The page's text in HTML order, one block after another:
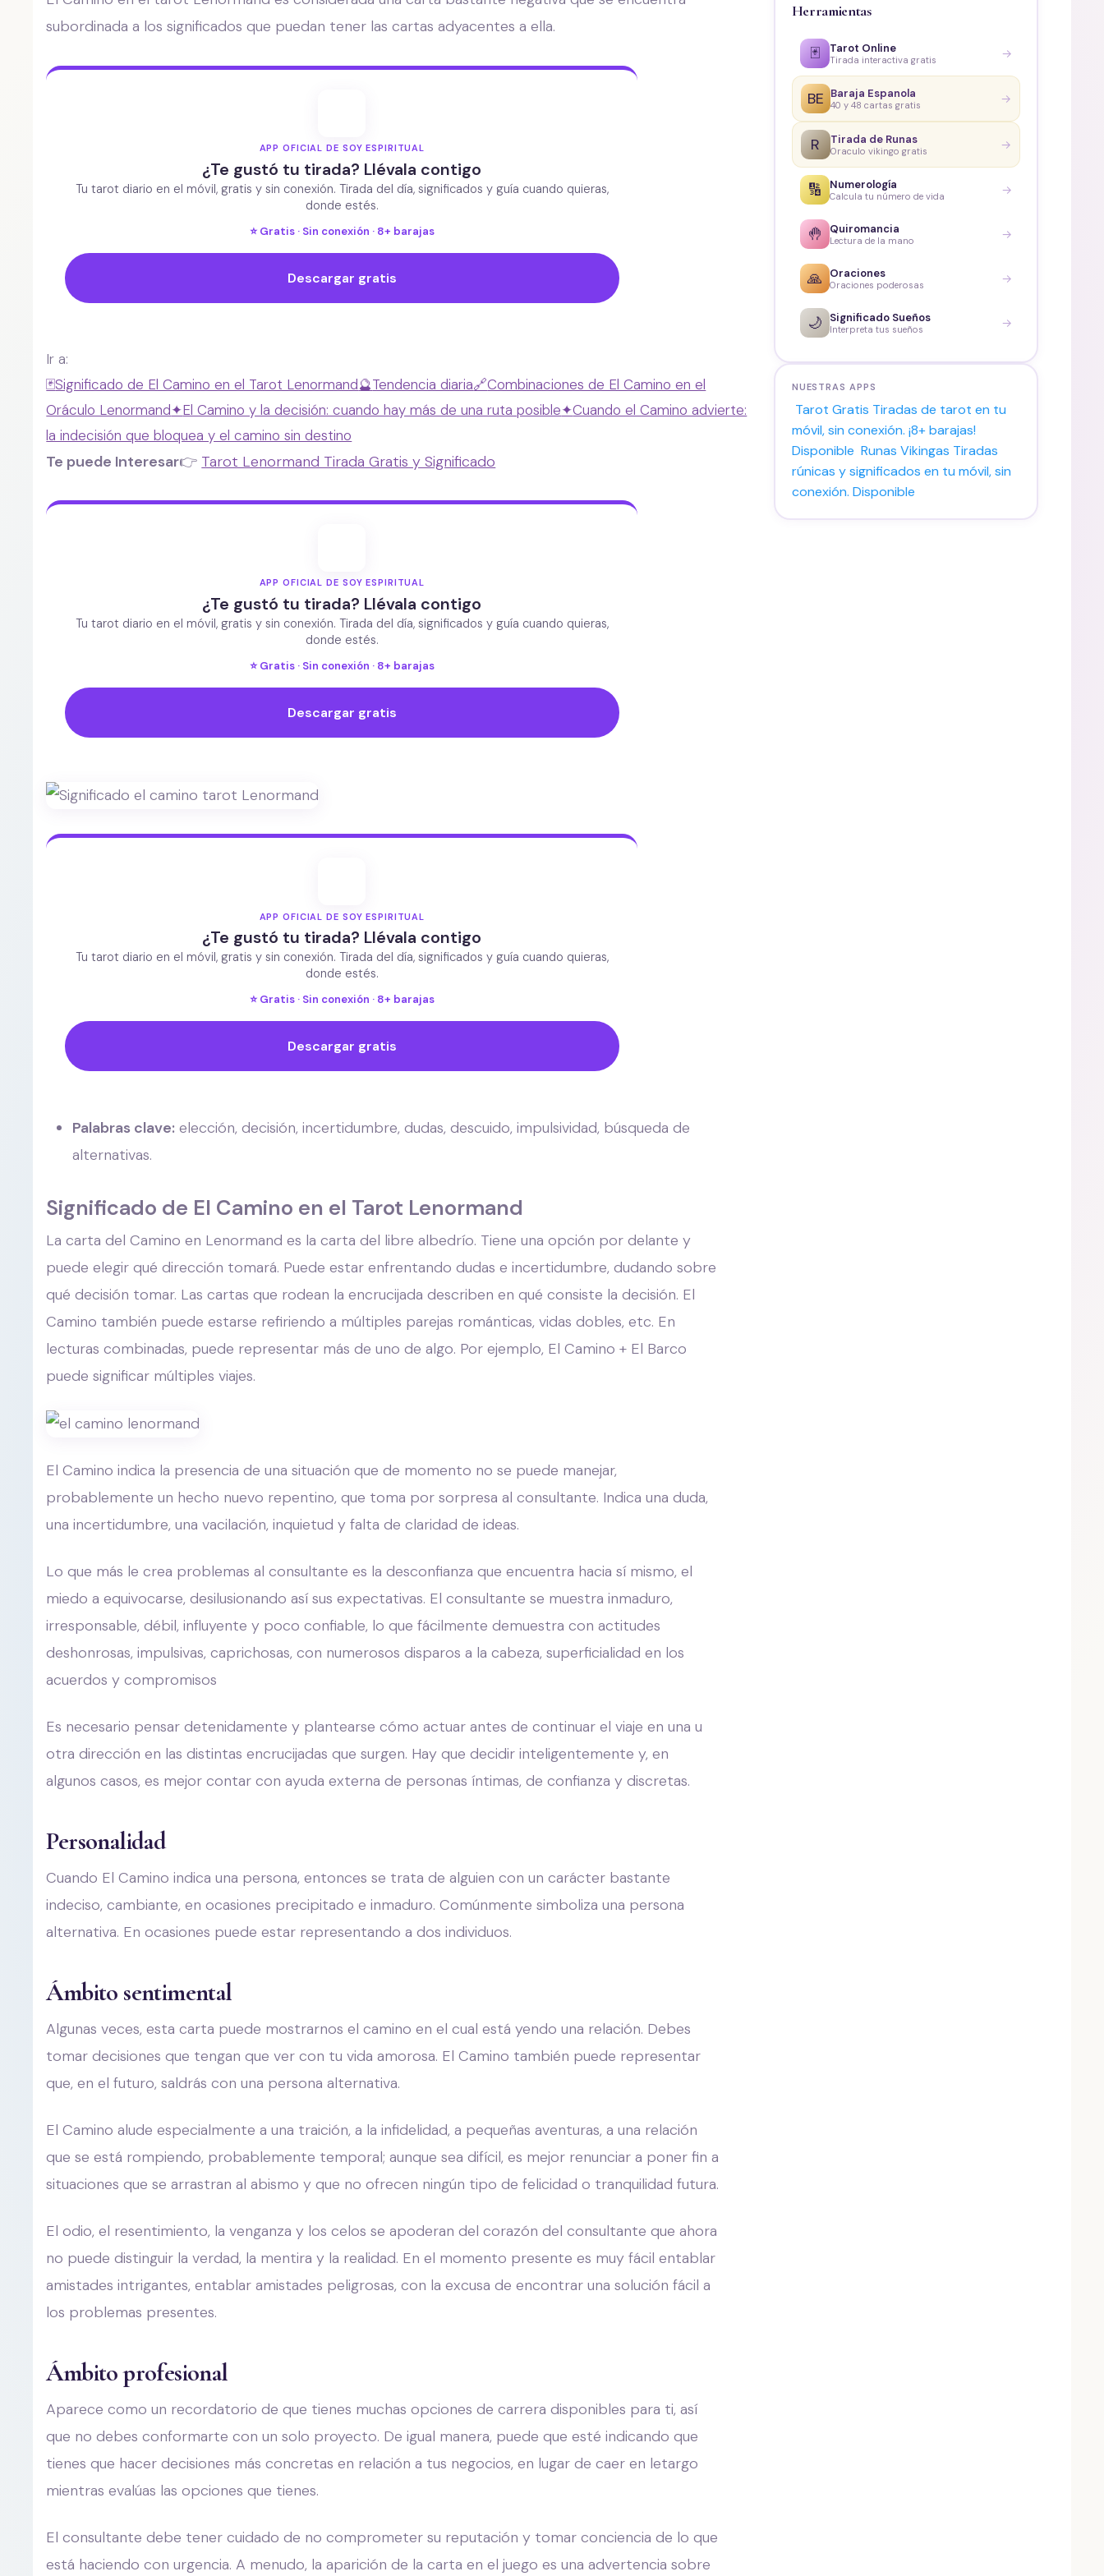
subordinada a los significados que puedan tener las cartas adyacentes a ella.
APP OFICIAL DE SOY ESPIRITUAL
¿Te gustó tu tirada? Llévala contigo
Tu tarot diario en el móvil, gratis y sin conexión. Tirada del día, significados y guía cuando quieras,
donde estés.
⭐ Gratis · Sin conexión · 8+ barajas
Descargar gratis
Ir a:
🃏Significado de El Camino en el Tarot Lenormand🔮Tendencia diaria🔗Combinaciones de El Camino en el
Oráculo Lenormand✦El Camino y la decisión: cuando hay más de una ruta posible✦Cuando el Camino advierte:
la indecisión que bloquea y el camino sin destino
Te puede Interesar👉 Tarot Lenormand Tirada Gratis y Significado
APP OFICIAL DE SOY ESPIRITUAL
¿Te gustó tu tirada? Llévala contigo
Tu tarot diario en el móvil, gratis y sin conexión. Tirada del día, significados y guía cuando quieras,
donde estés.
⭐ Gratis · Sin conexión · 8+ barajas
Descargar gratis
APP OFICIAL DE SOY ESPIRITUAL
¿Te gustó tu tirada? Llévala contigo
Tu tarot diario en el móvil, gratis y sin conexión. Tirada del día, significados y guía cuando quieras,
donde estés.
⭐ Gratis · Sin conexión · 8+ barajas
Descargar gratis
Palabras clave: elección, decisión, incertidumbre, dudas, descuido, impulsividad, búsqueda de
alternativas.
Significado de El Camino en el Tarot Lenormand
La carta del Camino en Lenormand es la carta del libre albedrío. Tiene una opción por delante y
puede elegir qué dirección tomará. Puede estar enfrentando dudas e incertidumbre, dudando sobre
qué decisión tomar. Las cartas que rodean la encrucijada describen en qué consiste la decisión. El
Camino también puede estarse refiriendo a múltiples parejas románticas, vidas dobles, etc. En
lecturas combinadas, puede representar más de uno de algo. Por ejemplo, El Camino + El Barco
puede significar múltiples viajes.
El Camino indica la presencia de una situación que de momento no se puede manejar,
probablemente un hecho nuevo repentino, que toma por sorpresa al consultante. Indica una duda,
una incertidumbre, una vacilación, inquietud y falta de claridad de ideas.
Lo que más le crea problemas al consultante es la desconfianza que encuentra hacia sí mismo, el
miedo a equivocarse, desilusionando así sus expectativas. El consultante se muestra inmaduro,
irresponsable, débil, influyente y poco confiable, lo que fácilmente demuestra con actitudes
deshonrosas, impulsivas, caprichosas, con numerosos disparos a la cabeza, superficialidad en los
acuerdos y compromisos
Es necesario pensar detenidamente y plantearse cómo actuar antes de continuar el viaje en una u
otra dirección en las distintas encrucijadas que surgen. Hay que decidir inteligentemente y, en
algunos casos, es mejor contar con ayuda externa de personas íntimas, de confianza y discretas.
Personalidad
Cuando El Camino indica una persona, entonces se trata de alguien con un carácter bastante
indeciso, cambiante, en ocasiones precipitado e inmaduro. Comúnmente simboliza una persona
alternativa. En ocasiones puede estar representando a dos individuos.
Ámbito sentimental
Algunas veces, esta carta puede mostrarnos el camino en el cual está yendo una relación. Debes
tomar decisiones que tengan que ver con tu vida amorosa. El Camino también puede representar
que, en el futuro, saldrás con una persona alternativa.
El Camino alude especialmente a una traición, a la infidelidad, a pequeñas aventuras, a una relación
que se está rompiendo, probablemente temporal; aunque sea difícil, es mejor renunciar a poner fin a
situaciones que se arrastran al abismo y que no ofrecen ningún tipo de felicidad o tranquilidad futura.
El odio, el resentimiento, la venganza y los celos se apoderan del corazón del consultante que ahora
no puede distinguir la verdad, la mentira y la realidad. En el momento presente es muy fácil entablar
amistades intrigantes, entablar amistades peligrosas, con la excusa de encontrar una solución fácil a
los problemas presentes.
Ámbito profesional
Aparece como un recordatorio de que tienes muchas opciones de carrera disponibles para ti, así
que no debes conformarte con un solo proyecto. De igual manera, puede que esté indicando que
tienes que hacer decisiones más concretas en relación a tus negocios, en lugar de caer en letargo
mientras evalúas las opciones que tienes.
El consultante debe tener cuidado de no comprometer su reputación y tomar conciencia de lo que
está haciendo con urgencia. A menudo, la aparición de la carta en el juego es una advertencia sobre
Herramientas
🃏 Tarot Online
Tirada interactiva gratis →
BE Baraja Espanola
40 y 48 cartas gratis →
R Tirada de Runas
Oraculo vikingo gratis →
🔢 Numerología
Calcula tu número de vida →
🤚 Quiromancia
Lectura de la mano →
🙏 Oraciones
Oraciones poderosas →
🌙 Significado Sueños
Interpreta tus sueños →
NUESTRAS APPS
Tarot Gratis Tiradas de tarot en tu
móvil, sin conexión. ¡8+ barajas!
Disponible Runas Vikingas Tiradas
rúnicas y significados en tu móvil, sin
conexión. Disponible